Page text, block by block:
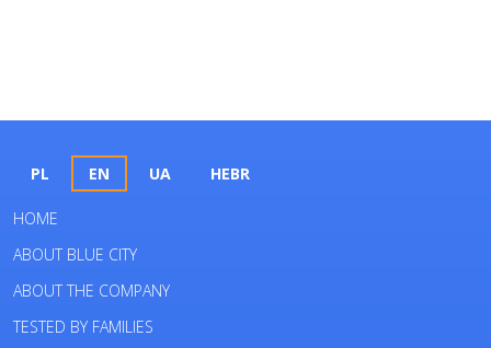
PL EN UA HEBR
HOME
ABOUT BLUE CITY
ABOUT THE COMPANY
TESTED BY FAMILIES